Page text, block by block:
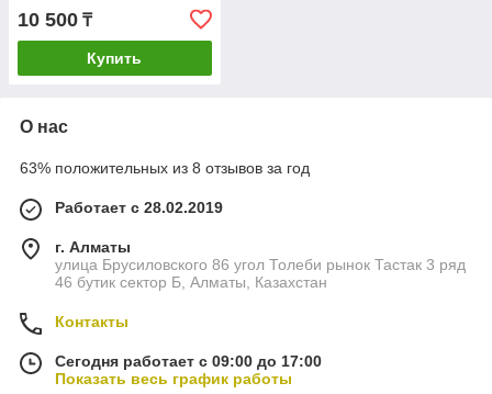
реле—
10 500 ₸
Купить
О нас
63% положительных из 8 отзывов за год
Работает с 28.02.2019
г. Алматы
улица Брусиловского 86 угол Толеби рынок Тастак 3 ряд
46 бутик сектор Б, Алматы, Казахстан
Контакты
Сегодня работает с 09:00 до 17:00
Показать весь график работы